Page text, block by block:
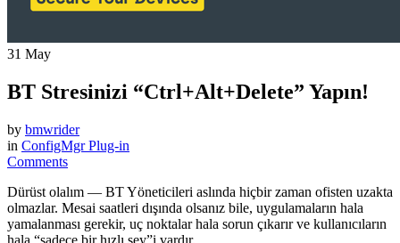
31 May
BT Stresinizi “Ctrl+Alt+Delete” Yapın!
by bmwrider
in ConfigMgr Plug-in
Comments
Dürüst olalım — BT Yöneticileri aslında hiçbir zaman ofisten uzakta
olmazlar. Mesai saatleri dışında olsanız bile, uygulamaların hala
yamalanması gerekir, uç noktalar hala sorun çıkarır ve kullanıcıların
hala “sadece bir hızlı şey”i vardır.